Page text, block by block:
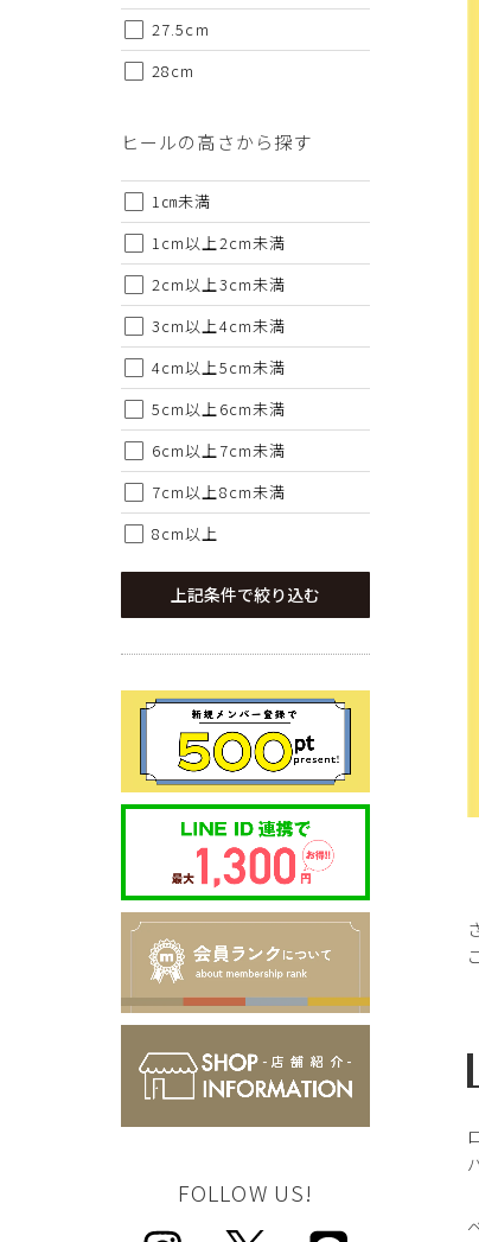
27.5cm
28cm
ヒールの高さから探す
1㎝未満
1cm以上2cm未満
2cm以上3cm未満
3cm以上4cm未満
4cm以上5cm未満
5cm以上6cm未満
6cm以上7cm未満
7cm以上8cm未満
8cm以上
上記条件で絞り込む
FOLLOW US!